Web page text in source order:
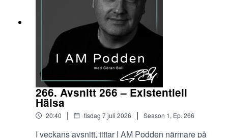
266. Avsnitt 266 – Existentiell
Hälsa
20:40 | tisdag 7 juli 2026 | Season 1, Ep. 266
I veckans avsnitt, tittar I AM Podden närmare på